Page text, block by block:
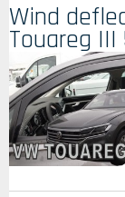
Wind
Touareg